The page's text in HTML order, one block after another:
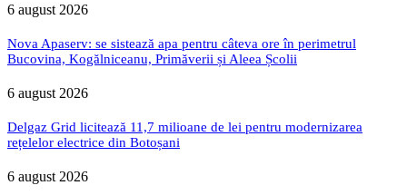
6 august 2026
Nova Apaserv: se sistează apa pentru câteva ore în perimetrul
Bucovina, Kogălniceanu, Primăverii și Aleea Școlii
6 august 2026
Delgaz Grid licitează 11,7 milioane de lei pentru modernizarea
rețelelor electrice din Botoșani
6 august 2026